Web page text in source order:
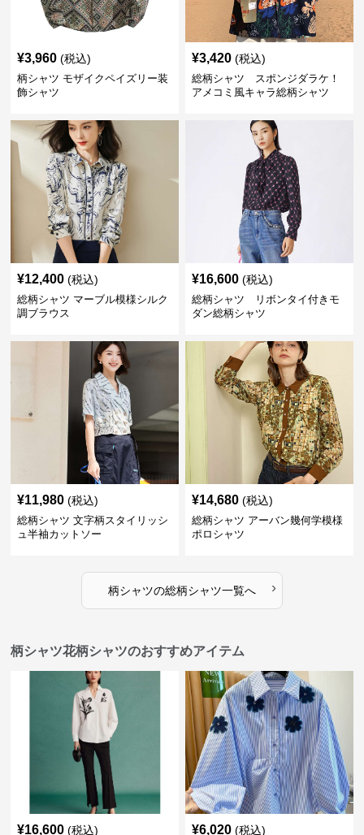
¥3,960 (税込)
柄シャツ モザイクペイズリー装
飾シャツ
¥3,420 (税込)
総柄シャツ スポンジダラケ！
アメコミ風キャラ総柄シャツ
¥12,400 (税込)
総柄シャツ マーブル模様シルク
調ブラウス
¥16,600 (税込)
総柄シャツ リボンタイ付きモ
ダン総柄シャツ
¥11,980 (税込)
総柄シャツ 文字柄スタイリッシ
ュ半袖カットソー
¥14,680 (税込)
総柄シャツ アーバン幾何学模様
ポロシャツ
柄シャツの総柄シャツ一覧へ ›
柄シャツ花柄シャツのおすすめアイテム
¥16,600 (税込) ¥6,020 (税込)